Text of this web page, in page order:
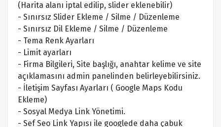
(Harita alanı iptal edilip, slider eklenebilir)
- Sınırsız Slider Ekleme / Silme / Düzenleme
- Sınırsız Dil Ekleme / Silme / Düzenleme
- Tema Renk Ayarları
- Limit ayarları
- Firma Bilgileri, Site başlığı, anahtar kelime ve site
açıklamasını admin panelinden belirleyebilirsiniz.
- İletişim Sayfası Ayarları ( Google Maps Kodu
Ekleme)
- Sosyal Medya Link Yönetimi.
- Sef Seo Link Yapısı ile googlede daha çabuk